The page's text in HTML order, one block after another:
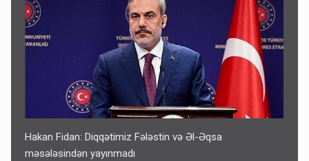
Hakan Fidan: Diqqətimiz Fələstin və Əl-Əqsa
məsələsindən yayınmadı